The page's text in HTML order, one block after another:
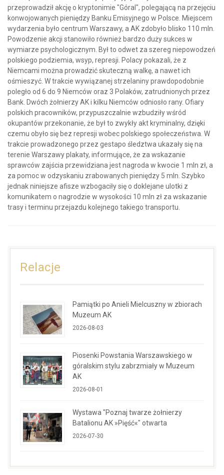
przeprowadził akcję o kryptonimie "Góral", polegającą na przejęciu
konwojowanych pieniędzy Banku Emisyjnego w Polsce. Miejscem
wydarzenia było centrum Warszawy, a AK zdobyło blisko 110 mln.
Powodzenie akcji stanowiło również bardzo duży sukces w
wymiarze psychologicznym. Był to odwet za szereg niepowodzeń
polskiego podziemia, wsyp, represji. Polacy pokazali, że z
Niemcami można prowadzić skuteczną walkę, a nawet ich
ośmieszyć. W trakcie wywiązanej strzelaniny prawdopodobnie
poległo od 6 do 9 Niemców oraz 3 Polaków, zatrudnionych przez
Bank. Dwóch żołnierzy AK i kilku Niemców odniosło rany. Ofiary
polskich pracowników, przypuszczalnie wzbudziły wśród
okupantów przekonanie, że był to zwykły akt kryminalny, dzięki
czemu obyło się bez represji wobec polskiego społeczeństwa. W
trakcie prowadzonego przez gestapo śledztwa ukazały się na
terenie Warszawy plakaty, informujące, że za wskazanie
sprawców zajścia przewidziana jest nagroda w kwocie 1 mln zł, a
za pomoc w odzyskaniu zrabowanych pieniędzy 5 mln. Szybko
jednak niniejsze afisze wzbogaciły się o doklejane ulotki z
komunikatem o nagrodzie w wysokości 10 mln zł za wskazanie
trasy i terminu przejazdu kolejnego takiego transportu.
Relacje
Pamiątki po Anieli Mielcuszny w zbiorach
Muzeum AK
2026-08-03
Piosenki Powstania Warszawskiego w
góralskim stylu zabrzmiały w Muzeum
AK
2026-08-01
Wystawa "Poznaj twarze żołnierzy
Batalionu AK »Pięść«" otwarta
2026-07-30